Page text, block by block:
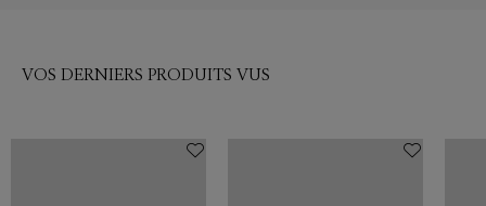
VOS DERNIERS PRODUITS VUS